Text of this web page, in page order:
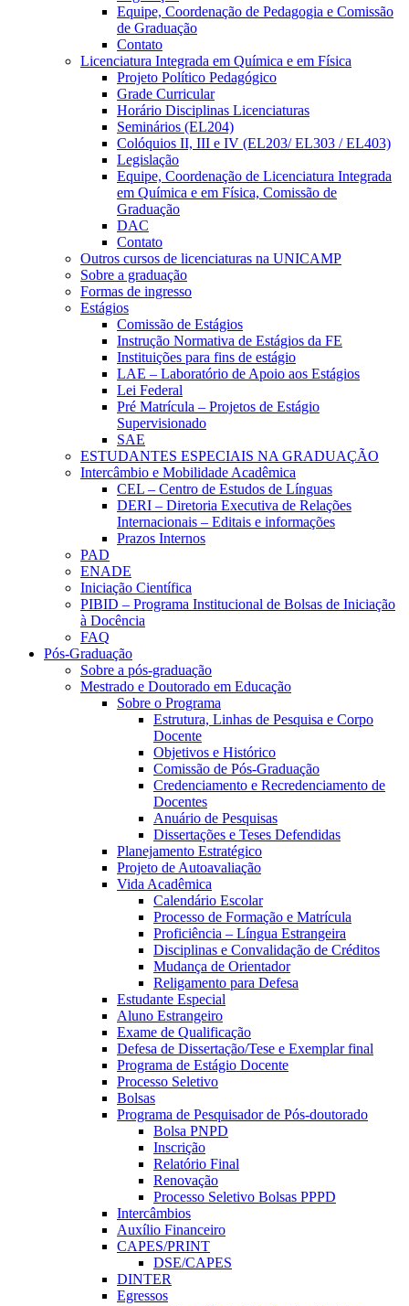
Equipe, Coordenação de Pedagogia e Comissão
de Graduação
Contato
Licenciatura Integrada em Química e em Física
Projeto Político Pedagógico
Grade Curricular
Horário Disciplinas Licenciaturas
Seminários (EL204)
Colóquios II, III e IV (EL203/ EL303 / EL403)
Legislação
Equipe, Coordenação de Licenciatura Integrada
em Química e em Física, Comissão de
Graduação
DAC
Contato
Outros cursos de licenciaturas na UNICAMP
Sobre a graduação
Formas de ingresso
Estágios
Comissão de Estágios
Instrução Normativa de Estágios da FE
Instituições para fins de estágio
LAE – Laboratório de Apoio aos Estágios
Lei Federal
Pré Matrícula – Projetos de Estágio
Supervisionado
SAE
ESTUDANTES ESPECIAIS NA GRADUAÇÃO
Intercâmbio e Mobilidade Acadêmica
CEL – Centro de Estudos de Línguas
DERI – Diretoria Executiva de Relações
Internacionais – Editais e informações
Prazos Internos
PAD
ENADE
Iniciação Científica
PIBID – Programa Institucional de Bolsas de Iniciação
à Docência
FAQ
Pós-Graduação
Sobre a pós-graduação
Mestrado e Doutorado em Educação
Sobre o Programa
Estrutura, Linhas de Pesquisa e Corpo
Docente
Objetivos e Histórico
Comissão de Pós-Graduação
Credenciamento e Recredenciamento de
Docentes
Anuário de Pesquisas
Dissertações e Teses Defendidas
Planejamento Estratégico
Projeto de Autoavaliação
Vida Acadêmica
Calendário Escolar
Processo de Formação e Matrícula
Proficiência – Língua Estrangeira
Disciplinas e Convalidação de Créditos
Mudança de Orientador
Religamento para Defesa
Estudante Especial
Aluno Estrangeiro
Exame de Qualificação
Defesa de Dissertação/Tese e Exemplar final
Programa de Estágio Docente
Processo Seletivo
Bolsas
Programa de Pesquisador de Pós-doutorado
Bolsa PNPD
Inscrição
Relatório Final
Renovação
Processo Seletivo Bolsas PPPD
Intercâmbios
Auxílio Financeiro
CAPES/PRINT
DSE/CAPES
DINTER
Egressos